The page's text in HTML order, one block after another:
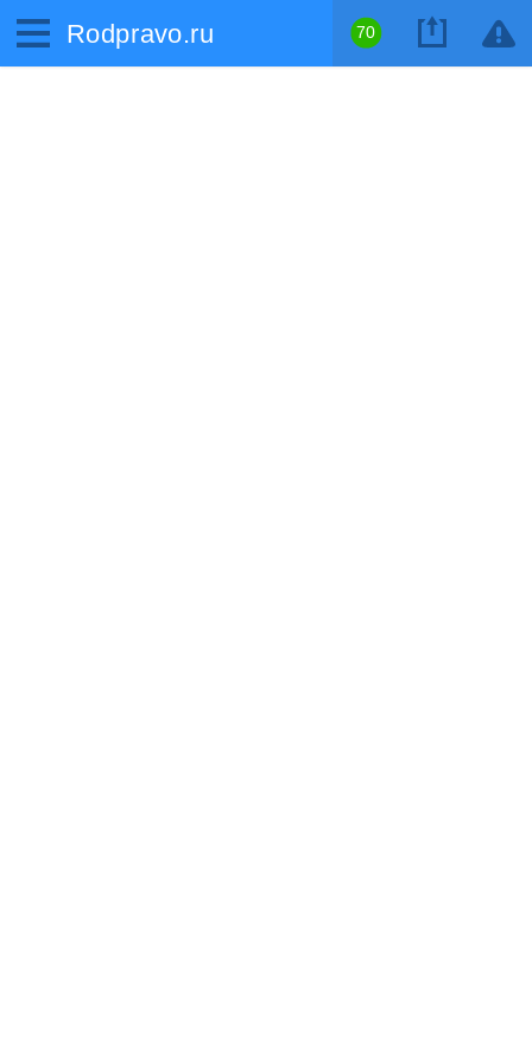
Rodpravo.ru 70